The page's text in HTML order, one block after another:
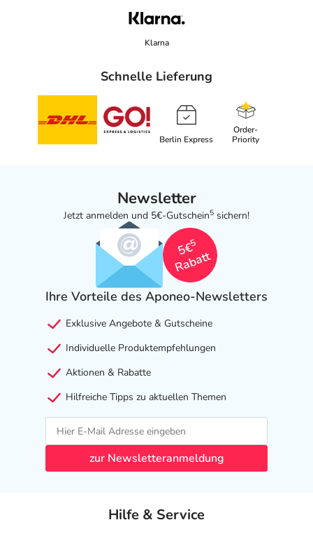
Klarna
Schnelle Lieferung
Berlin Express
Order-
Priority
Newsletter
Jetzt anmelden und 5€-Gutschein5 sichern!
5€
5
Rabatt
Ihre Vorteile des Aponeo-Newsletters
Exklusive Angebote & Gutscheine
Individuelle Produktempfehlungen
Aktionen & Rabatte
Hilfreiche Tipps zu aktuellen Themen
zur Newsletteranmeldung
Hilfe & Service